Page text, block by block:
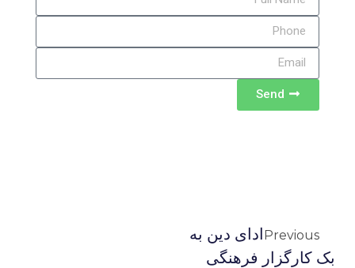
Send
Previousادای دین به
بک کارگزار فرهنگی